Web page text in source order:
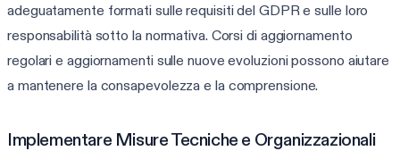
adeguatamente formati sulle requisiti del GDPR e sulle loro
responsabilità sotto la normativa. Corsi di aggiornamento
regolari e aggiornamenti sulle nuove evoluzioni possono aiutare
a mantenere la consapevolezza e la comprensione.
Implementare Misure Tecniche e Organizzazionali